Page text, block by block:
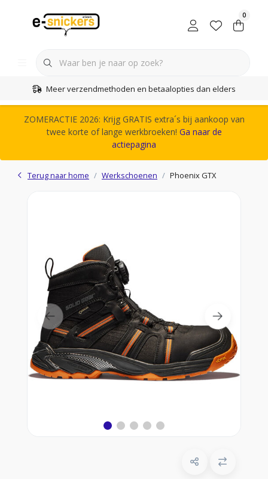
0
Meer verzendmethoden en betaalopties dan elders
ZOMERACTIE 2026: Krijg GRATIS extra´s bij aankoop van
twee korte of lange werkbroeken! Ga naar de
actiepagina
Terug naar home Werkschoenen Phoenix GTX